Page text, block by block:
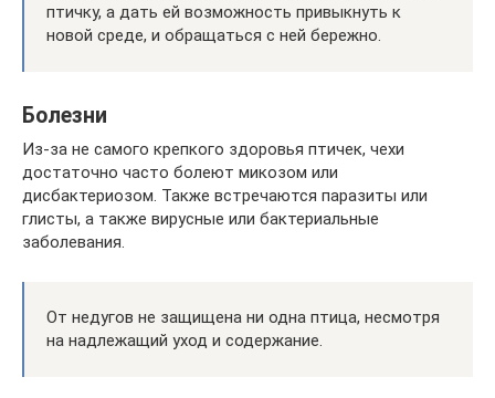
птичку, а дать ей возможность привыкнуть к
новой среде, и обращаться с ней бережно.
Болезни
Из-за не самого крепкого здоровья птичек, чехи
достаточно часто болеют микозом или
дисбактериозом. Также встречаются паразиты или
глисты, а также вирусные или бактериальные
заболевания.
От недугов не защищена ни одна птица, несмотря
на надлежащий уход и содержание.